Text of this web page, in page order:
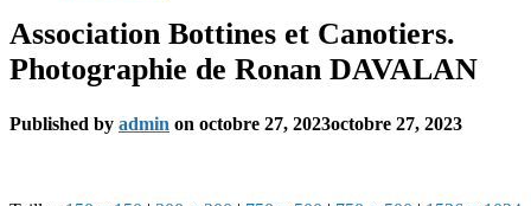
Association Bottines et Canotiers.
Photographie de Ronan DAVALAN
Published by admin on octobre 27, 2023octobre 27, 2023